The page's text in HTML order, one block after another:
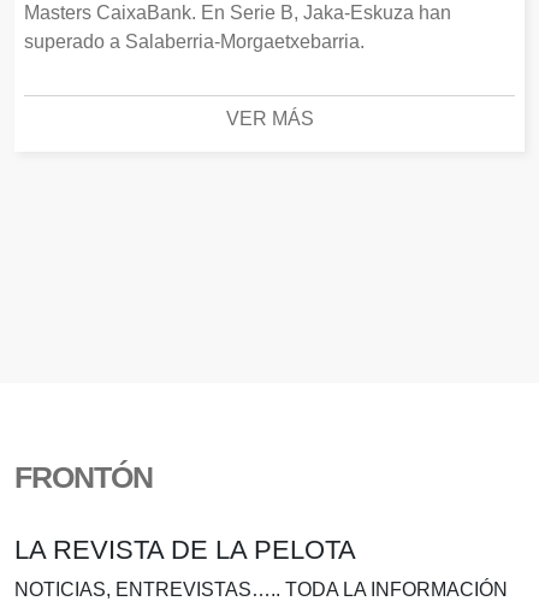
Masters CaixaBank. En Serie B, Jaka-Eskuza han
superado a Salaberria-Morgaetxebarria.
VER MÁS
FRONTÓN
LA REVISTA DE LA PELOTA
NOTICIAS, ENTREVISTAS….. TODA LA INFORMACIÓN